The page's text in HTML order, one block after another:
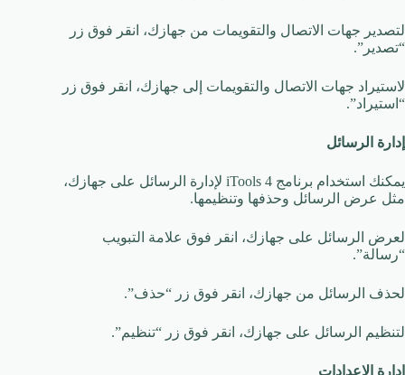
لتصدير جهات الاتصال والتقويمات من جهازك، انقر فوق زر
“تصدير”.
لاستيراد جهات الاتصال والتقويمات إلى جهازك، انقر فوق زر
“استيراد”.
إدارة الرسائل
يمكنك استخدام برنامج iTools 4 لإدارة الرسائل على جهازك،
مثل عرض الرسائل وحذفها وتنظيمها.
لعرض الرسائل على جهازك، انقر فوق علامة التبويب
“رسالة”.
لحذف الرسائل من جهازك، انقر فوق زر “حذف”.
لتنظيم الرسائل على جهازك، انقر فوق زر “تنظيم”.
إدارة الإعدادات